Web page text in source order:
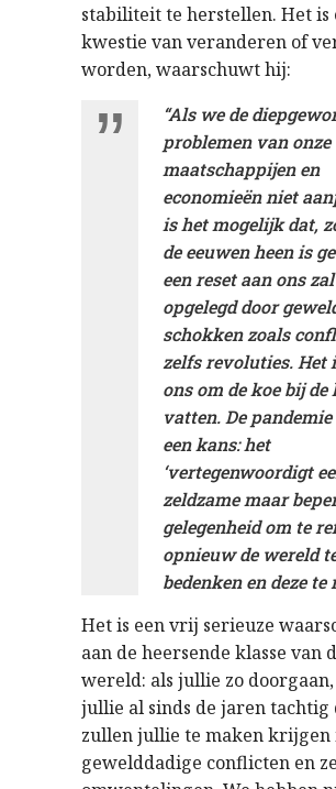
stabiliteit te herstellen. Het is
kwestie van veranderen of
worden, waarschuwt hij:
“Als we de
problemen van onze
maatschappijen en
economieën niet
is het mogelijk dat,
de eeuwen heen is
een reset aan ons
opgelegd door
schokken zoals
zelfs revoluties. Het
ons om de koe bij de
vatten. De
een kans: het
‘vertegenwoordigt
zeldzame maar
gelegenheid om te
opnieuw de wereld
bedenken en deze te
Het is een vrij serieuze
aan de heersende klasse van
wereld: als jullie zo doorgaan,
jullie al sinds de jaren tachtig
zullen jullie te maken krijgen
gewelddadige conflicten en